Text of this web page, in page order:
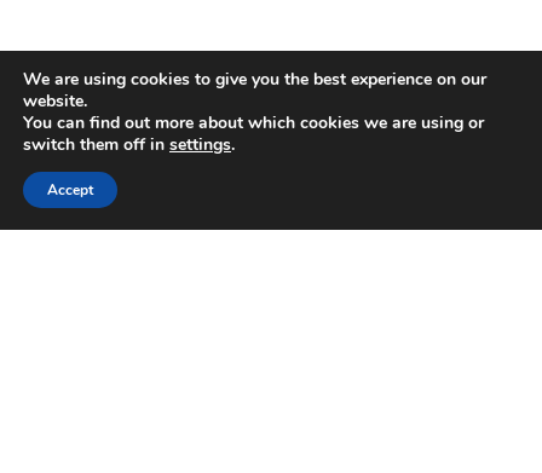
We are using cookies to give you the best experience on our
website.
You can find out more about which cookies we are using or
switch them off in settings.
Accept